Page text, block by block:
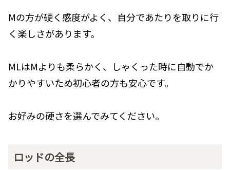
Mの方が硬く感度がよく、自分であたりを取りに行
く楽しさがあります。
MLはMよりも柔らかく、しゃくった時に自動でか
かりやすいため初心者の方も安心です。
お好みの硬さを選んでみてください。
ロッドの全長